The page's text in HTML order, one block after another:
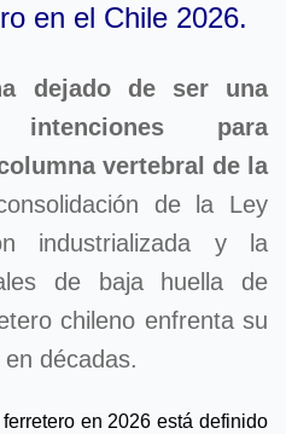
en el Chile 2026.
dejado de ser una
para
vertebral de la
de la Ley
industrializada y la
de baja huella de
chileno enfrenta su
décadas.
en 2026 está definido